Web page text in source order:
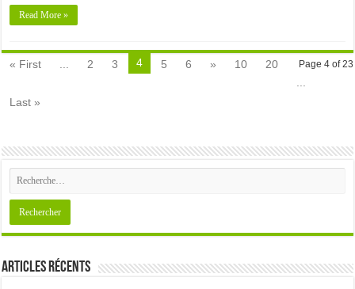
Read More »
Page 4 of 23
« First 2 3 4 5 6 » 10
20
Last »
Articles récents